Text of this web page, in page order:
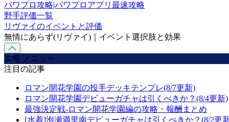
パワプロ攻略|パワプロアプリ最速攻略
野手評価一覧
リヴァイのイベントと評価
無情にあらず(リヴァイ)｜イベント選択肢と効果
攻略 メニュー
注目の記事
ロマン開花学園の投手デッキテンプレ(8/7更新)
ロマン開花学園デビューガチャは引くべきか？(8/4更新)
最強決定戦-ロマン開花学園編の攻略・報酬まとめ
[水着]泡瀬満里南デビューガチャは引くべきか？(8/2更